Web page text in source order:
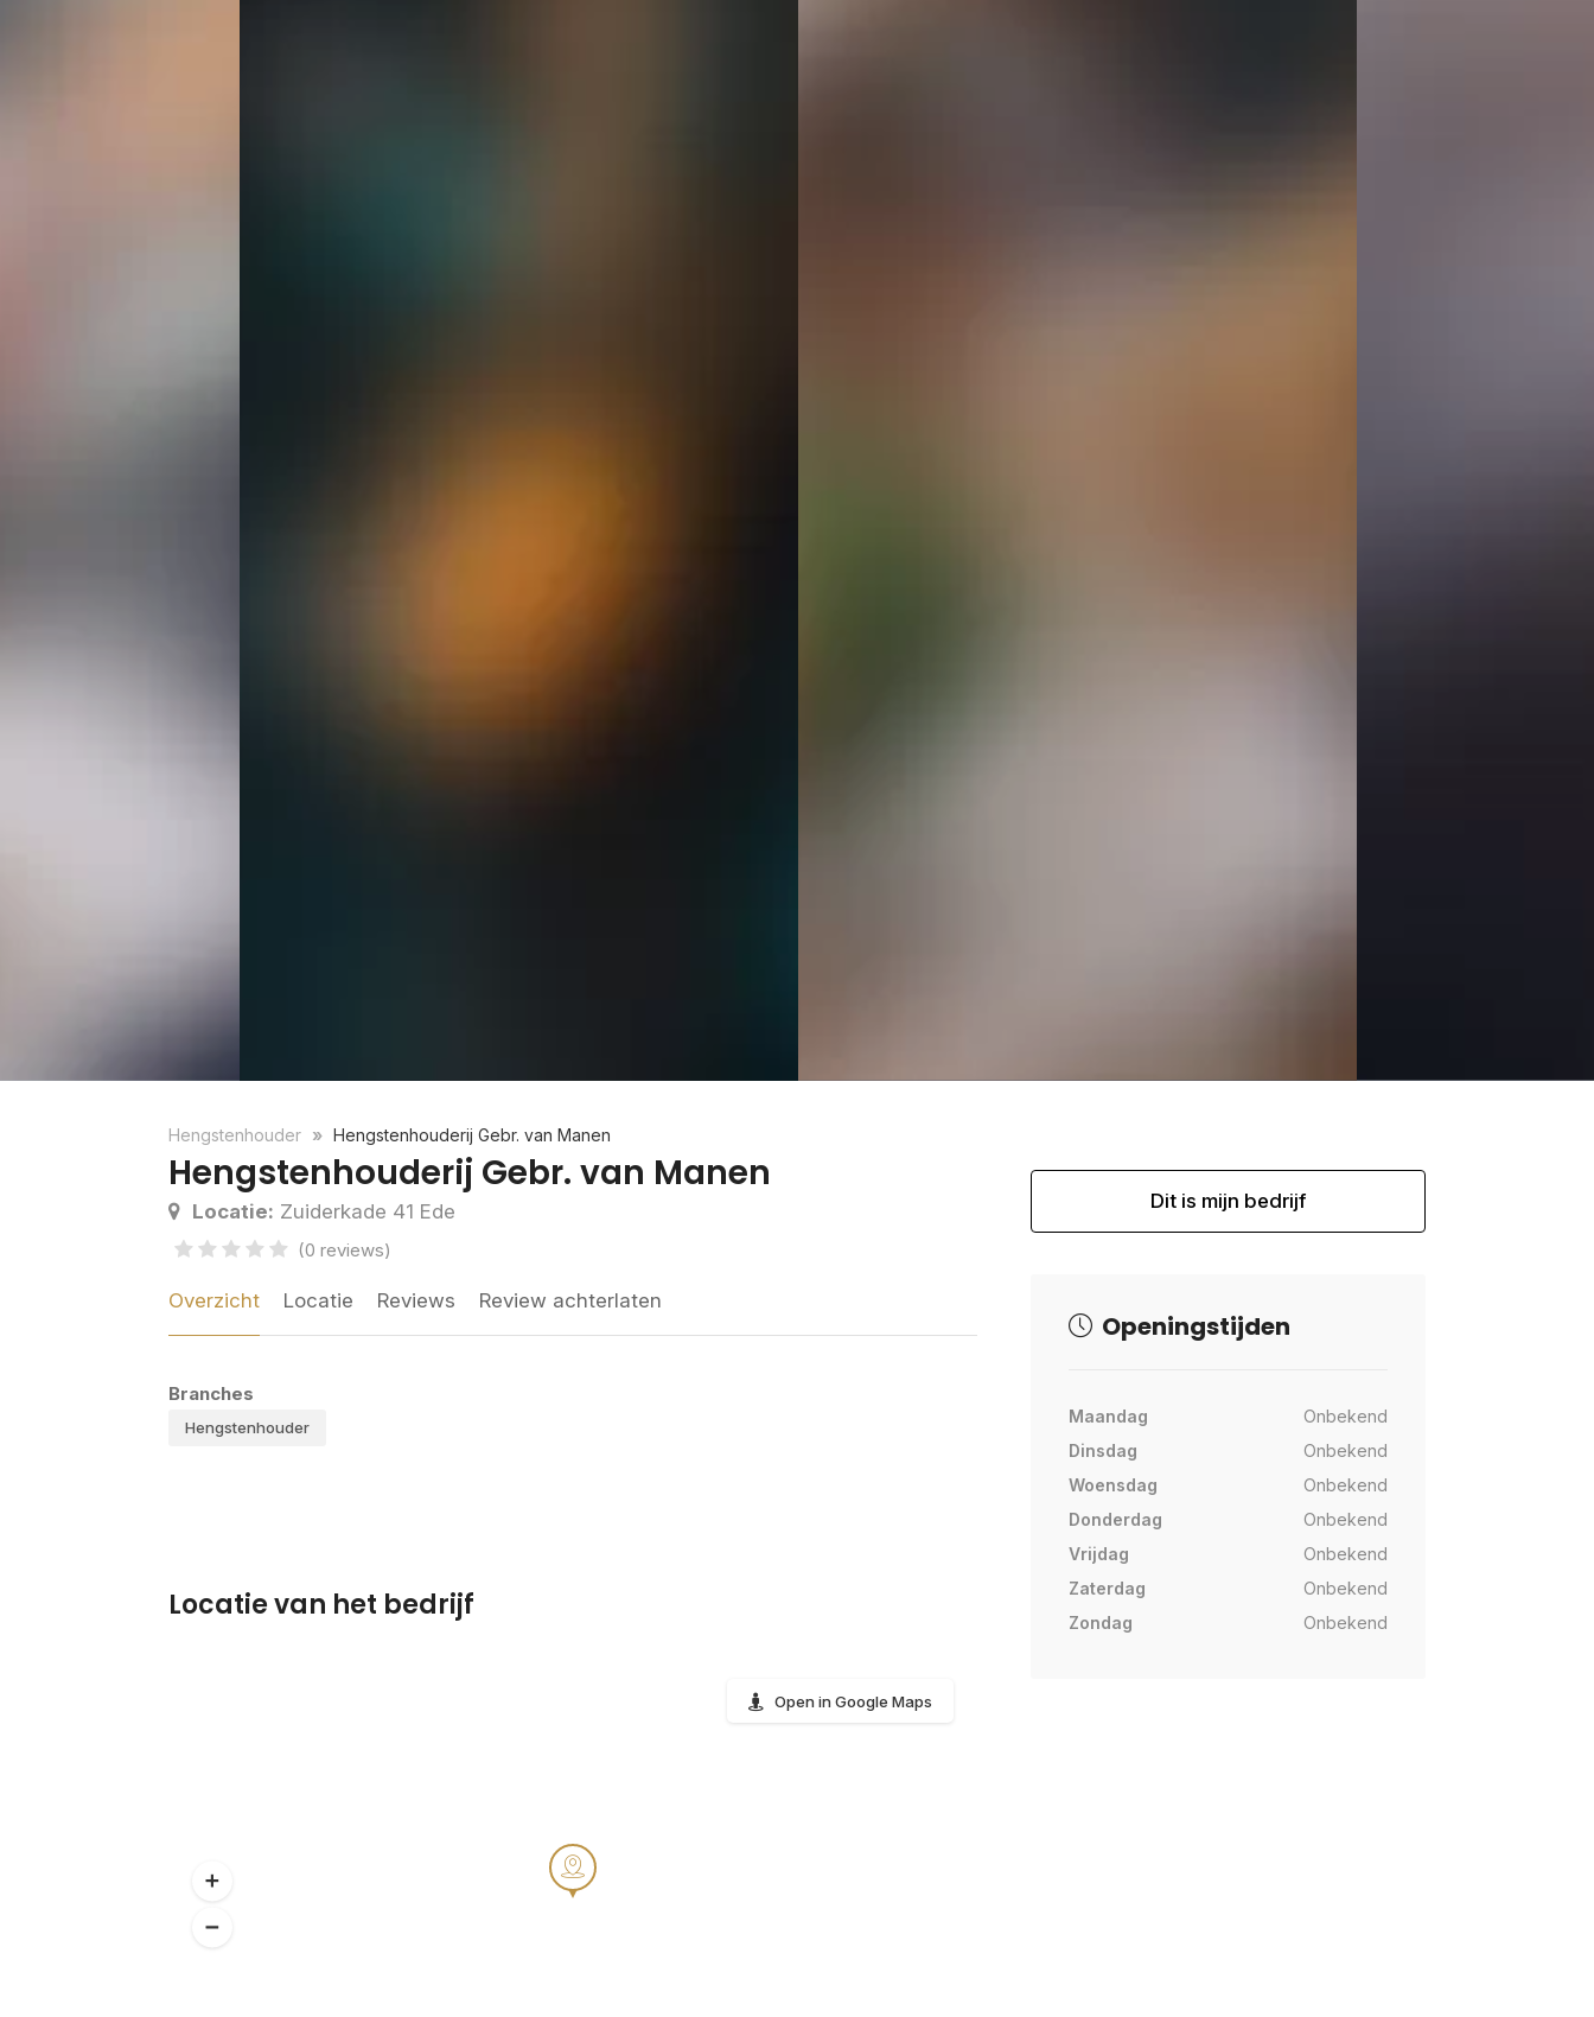
Hengstenhouder Hengstenhouderij Gebr. van Manen
Hengstenhouderij Gebr. van Manen
Locatie: Zuiderkade 41 Ede
(0 reviews)
Overzicht Locatie Reviews Review achterlaten
Branches
Hengstenhouder
Locatie van het bedrijf
Open in Google Maps
Dit is mijn bedrijf
Openingstijden
Maandag
Onbekend
Dinsdag
Onbekend
Woensdag
Onbekend
Donderdag
Onbekend
Vrijdag
Onbekend
Zaterdag
Onbekend
Zondag
Onbekend